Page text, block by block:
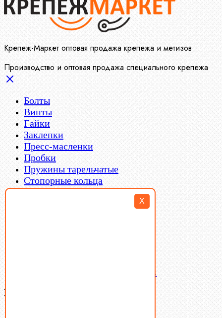
X
Крепеж-Маркет оптовая продажа крепежа и метизов
Производство и оптовая продажа специального крепежа
Болты
Винты
Гайки
Заклепки
Пресс-масленки
Пробки
Пружины тарельчатые
Стопорные кольца
Такелаж
Латунный и бронзовый крепеж
Ваша корзина